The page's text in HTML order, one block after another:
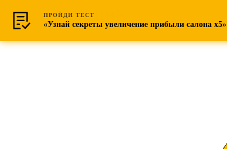
ПРОЙДИ ТЕСТ
«Узнай секреты увеличение прибыли салона х5»